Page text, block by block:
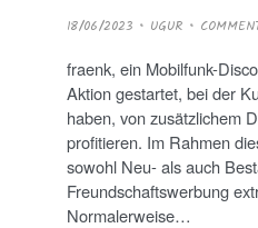
P
O
T
E
D
O
N
18/06/2023 UGUR
fraenk, ein Mobilfunk-
Aktion gestartet, bei der
haben, von zusätzlichem
profitieren. Im Rahmen
sowohl Neu- als auch
Freund­schafts­werbung
Normalerweise…